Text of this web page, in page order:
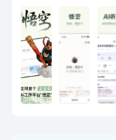
太平
集团、
树科技
钉以
个企业
以这
为组织